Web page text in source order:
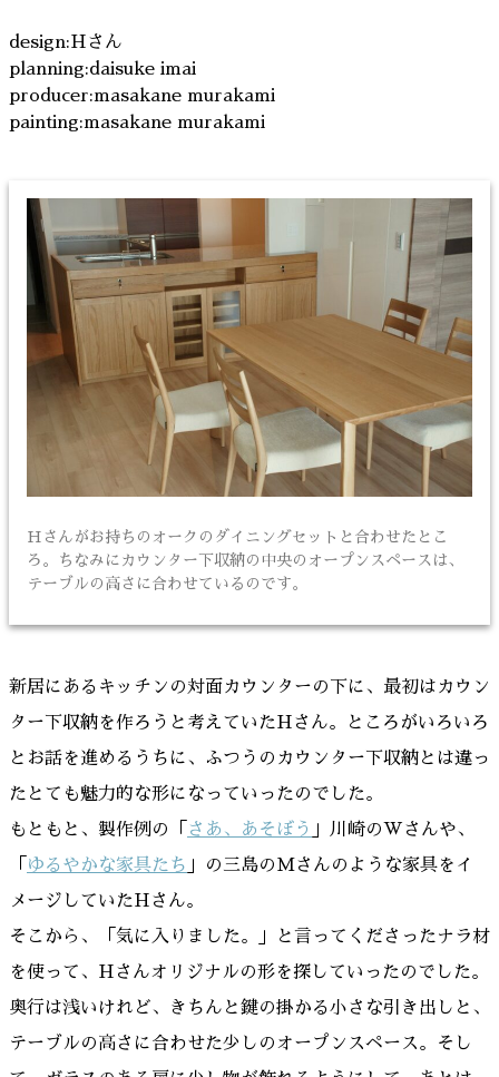
design:Hさん
planning:daisuke imai
producer:masakane murakami
painting:masakane murakami
Hさんがお持ちのオークのダイニングセットと合わせたとこ
ろ。ちなみにカウンター下収納の中央のオープンスペースは、
テーブルの高さに合わせているのです。
新居にあるキッチンの対面カウンターの下に、最初はカウン
ター下収納を作ろうと考えていたHさん。ところがいろいろ
とお話を進めるうちに、ふつうのカウンター下収納とは違っ
たとても魅力的な形になっていったのでした。
もともと、製作例の「 さあ、あそぼう 」川崎のWさんや、
「 ゆるやかな家具たち 」の三島のMさんのような家具をイ
メージしていたHさん。
そこから、「気に入りました。」と言ってくださったナラ材
を使って、Hさんオリジナルの形を探していったのでした。
奥行は浅いけれど、きちんと鍵の掛かる小さな引き出しと、
テーブルの高さに合わせた少しのオープンスペース。そし